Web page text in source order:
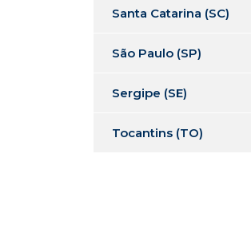
Santa Catarina (SC)
São Paulo (SP)
Sergipe (SE)
Tocantins (TO)